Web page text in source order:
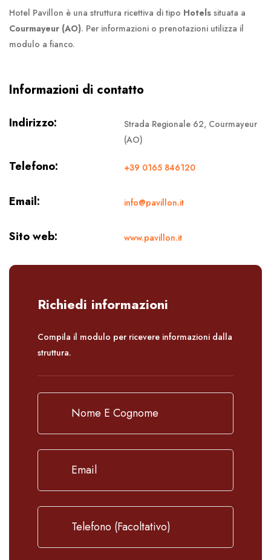
Hotel Pavillon è una struttura ricettiva di tipo Hotels situata a
Courmayeur (AO). Per informazioni o prenotazioni utilizza il
modulo a fianco.
Informazioni di contatto
Indirizzo:
Strada Regionale 62, Courmayeur
(AO)
Telefono: +39 0165 846120
Email: info@pavillon.it
Sito web: www.pavillon.it
Richiedi informazioni
Compila il modulo per ricevere informazioni dalla
struttura.